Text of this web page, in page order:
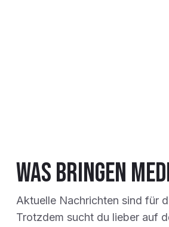
Was bringen
Aktuelle Nachrichten sind für
Trotzdem sucht du lieber auf